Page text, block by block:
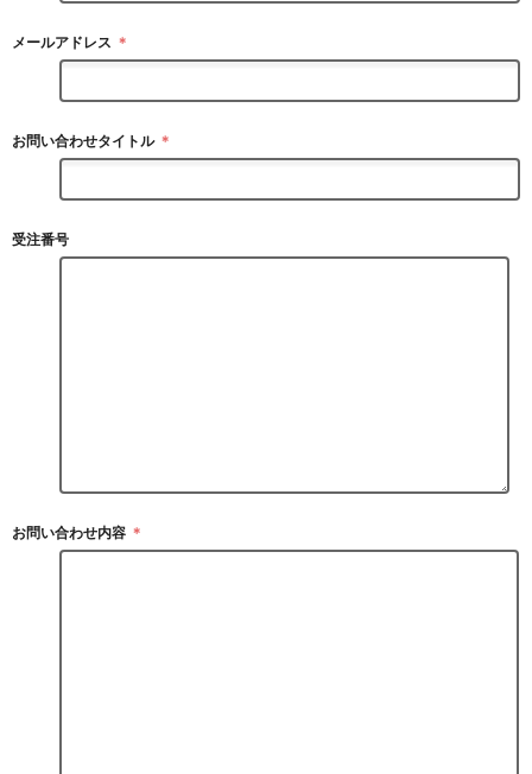
メールアドレス ＊
お問い合わせタイトル ＊
受注番号
お問い合わせ内容 ＊